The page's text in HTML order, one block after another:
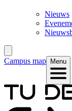
Nieuws
Campus map Menu